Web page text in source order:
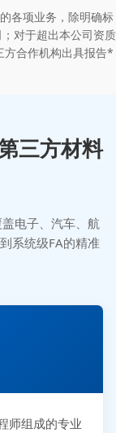
各项业务，除明确标
对于超出本公司资质
方合作机构出具报告*
三方材料
电子、汽车、航
系统级FA的精准
师组成的专业